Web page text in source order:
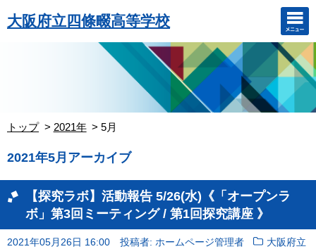
大阪府立四條畷高等学校
トップ 2021年 5月
2021年5月アーカイブ
【探究ラボ】活動報告 5/26(水)《「オープンラ
ボ」第3回ミーティング / 第1回探究講座 》
2021年05月26日 16:00 投稿者: ホームページ管理者
大阪府立